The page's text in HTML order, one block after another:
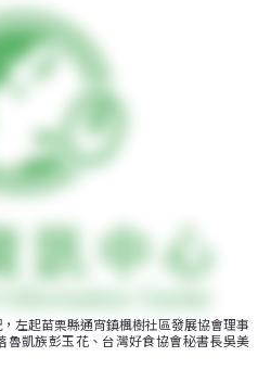
左起苗栗縣通宵鎮楓樹社區發展協會理事
魯凱族彭玉花、台灣好食協會秘書長吳美